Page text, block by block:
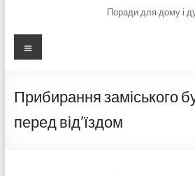
Поради для дому і
Меню
Прибирання заміського
перед від’їздом